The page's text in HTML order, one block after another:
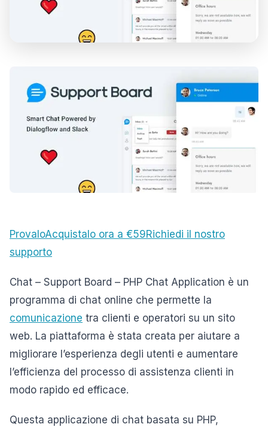
ProvaloAcquistalo ora a €59Richiedi il nostro
supporto
Chat – Support Board – PHP Chat Application è un
programma di chat online che permette la
comunicazione tra clienti e operatori su un sito
web. La piattaforma è stata creata per aiutare a
migliorare l’esperienza degli utenti e aumentare
l’efficienza del processo di assistenza clienti in
modo rapido ed efficace.
Questa applicazione di chat basata su PHP,